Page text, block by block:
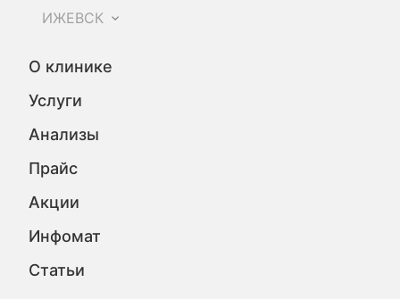
ИЖЕВСК
О клинике
Услуги
Анализы
Прайс
Акции
Инфомат
Статьи